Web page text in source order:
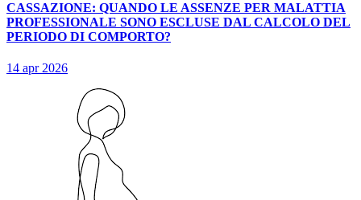
CASSAZIONE: QUANDO LE ASSENZE PER MALATTIA
PROFESSIONALE SONO ESCLUSE DAL CALCOLO DEL
PERIODO DI COMPORTO?
14 apr 2026